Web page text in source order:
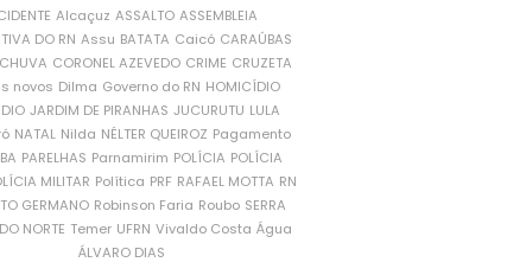
Alcaçuz ASSALTO ASSEMBLEIA
DO RN Assu BATATA Caicó CARAÚBAS
CORONEL AZEVEDO CRIME CRUZETA
novos Dilma Governo do RN HOMICÍDIO
JARDIM DE PIRANHAS JUCURUTU LULA
NATAL Nilda NÉLTER QUEIROZ Pagamento
PARELHAS Parnamirim POLÍCIA POLÍCIA
MILITAR Política PRF RAFAEL MOTTA RN
GERMANO Robinson Faria Roubo SERRA
NORTE Temer UFRN Vivaldo Costa Água
ÁLVARO DIAS